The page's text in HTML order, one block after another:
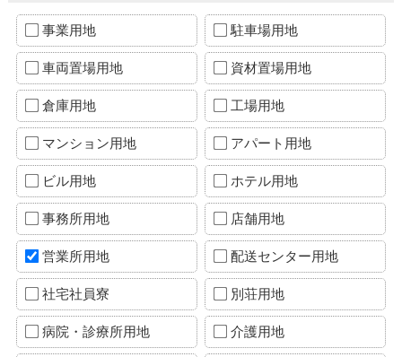
事業用地 駐車場用地
車両置場用地 資材置場用地
倉庫用地 工場用地
マンション用地 アパート用地
ビル用地 ホテル用地
事務所用地 店舗用地
営業所用地 配送センター用地
社宅社員寮 別荘用地
病院・診療所用地 介護用地